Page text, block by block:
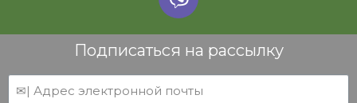
Подписаться на рассылку